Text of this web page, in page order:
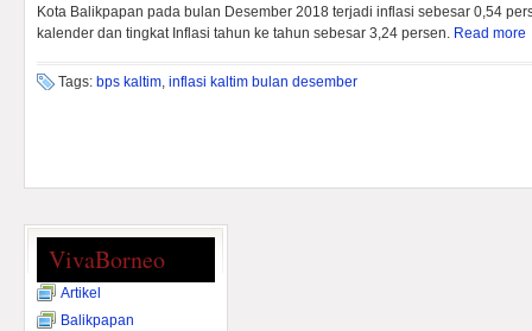
Kota Balikpapan pada bulan Desember 2018 terjadi inflasi sebesar 0,54
kalender dan tingkat Inflasi tahun ke tahun sebesar 3,24 persen. Read more
Tags: bps kaltim, inflasi kaltim bulan desember
VivaBorneo
Artikel
Balikpapan